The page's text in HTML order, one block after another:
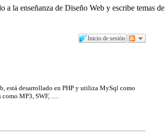
a la enseñanza de Diseño Web y escribe temas de
Inicio de sesión
está desarrollado en PHP y utiliza MySql como
como MP3, SWF, .....